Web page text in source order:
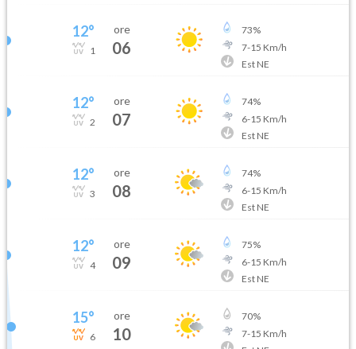
12°
1
ore
06
73%
7-15 Km/h
Est NE
12°
2
ore
07
74%
6-15 Km/h
Est NE
12°
3
ore
08
74%
6-15 Km/h
Est NE
12°
4
ore
09
75%
6-15 Km/h
Est NE
15°
6
ore
10
70%
7-15 Km/h